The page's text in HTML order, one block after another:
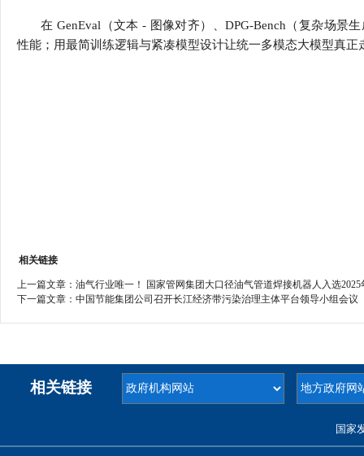
在 GenEval（文本 - 图像对齐）、DPG-Bench（复杂场景
性能；用最简训练逻辑与紧凑模型设计让统一多模态大模型真正
相关链接
上一篇文章： 油气行业唯一！ 国家管网集团大口径油气管道焊接机器人入选
下一篇文章： 中国节能集团公司召开长江经济带污染治理主体平台领导小组会议
相关链接
国家